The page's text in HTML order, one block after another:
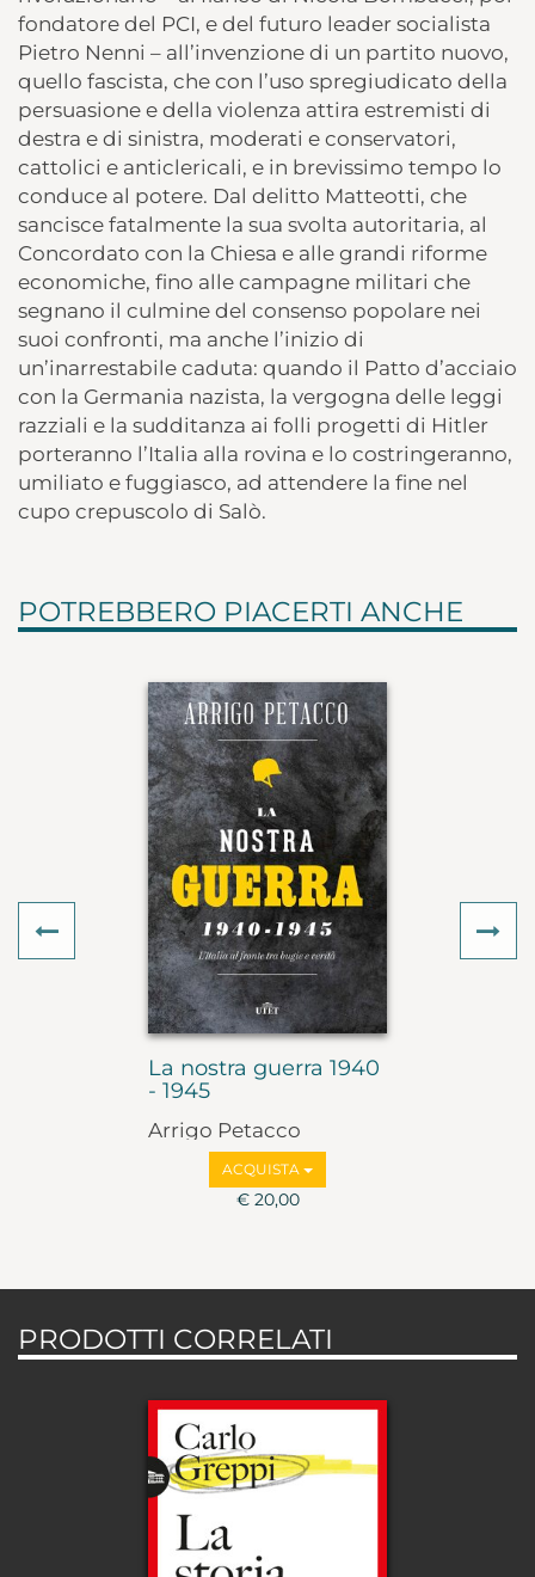
fondatore del PCI, e del futuro leader socialista
Pietro Nenni – all’invenzione di un partito nuovo,
quello fascista, che con l’uso spregiudicato della
persuasione e della violenza attira estremisti di
destra e di sinistra, moderati e conservatori,
cattolici e anticlericali, e in brevissimo tempo lo
conduce al potere. Dal delitto Matteotti, che
sancisce fatalmente la sua svolta autoritaria, al
Concordato con la Chiesa e alle grandi riforme
economiche, fino alle campagne militari che
segnano il culmine del consenso popolare nei
suoi confronti, ma anche l’inizio di
un’inarrestabile caduta: quando il Patto d’acciaio
con la Germania nazista, la vergogna delle leggi
razziali e la sudditanza ai folli progetti di Hitler
porteranno l’Italia alla rovina e lo costringeranno,
umiliato e fuggiasco, ad attendere la fine nel
cupo crepuscolo di Salò.
POTREBBERO PIACERTI ANCHE
La nostra guerra 1940
- 1945
Arrigo Petacco
ACQUISTA
€ 20,00
Previous
PRODOTTI CORRELATI